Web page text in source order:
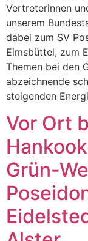
Vertreterinnen
unserem
dabei zum SV
Eimsbüttel, zum
Themen bei den
abzeichnende
steigenden
Vor Ort
Grün-